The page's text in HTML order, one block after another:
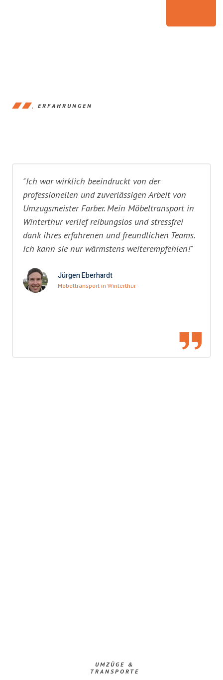
ERFAHRUNGEN
"Ich war wirklich beeindruckt von der
professionellen und zuverlässigen Arbeit von
Umzugsmeister Farber. Mein Möbeltransport in
Winterthur verlief reibungslos und stressfrei
dank ihres erfahrenen und freundlichen Teams.
Ich kann sie nur wärmstens weiterempfehlen!"
Jürgen Eberhardt
Möbeltransport in Winterthur
UMZÜGE &
TRANSPORTE